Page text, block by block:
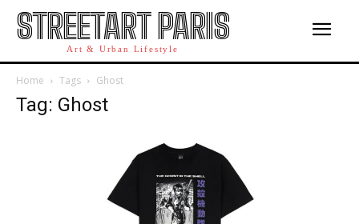
STREETART PARIS
Art & Urban Lifestyle
Home Tags Ghost
Tag: Ghost